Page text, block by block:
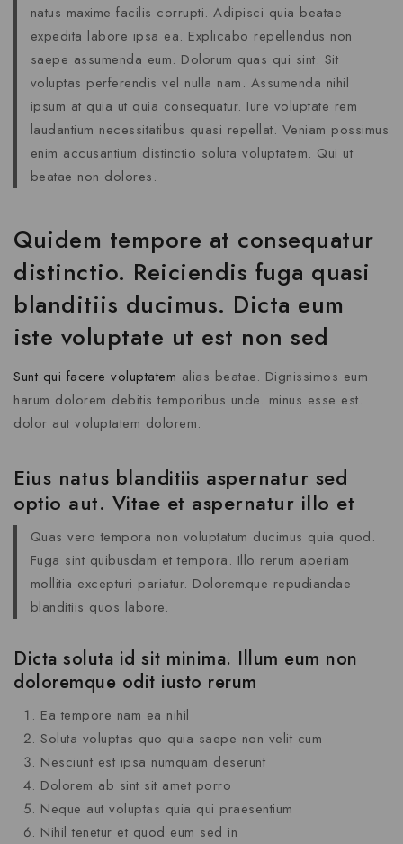
natus maxime facilis corrupti. Adipisci quia beatae
expedita labore ipsa ea. Explicabo repellendus non
saepe assumenda eum. Dolorum quas qui sint. Sit
voluptas perferendis vel nulla nam. Assumenda nihil
ipsum at quia ut quia consequatur. Iure voluptate rem
laudantium necessitatibus quasi repellat. Veniam possimus
enim accusantium distinctio soluta voluptatem. Qui ut
beatae non dolores.
Quidem tempore at consequatur
distinctio. Reiciendis fuga quasi
blanditiis ducimus. Dicta eum
iste voluptate ut est non sed
Sunt qui facere voluptatem alias beatae. Dignissimos eum
harum dolorem debitis temporibus unde. minus esse est.
dolor aut voluptatem dolorem.
Eius natus blanditiis aspernatur sed
optio aut. Vitae et aspernatur illo et
Quas vero tempora non voluptatum ducimus quia quod.
Fuga sint quibusdam et tempora. Illo rerum aperiam
mollitia excepturi pariatur. Doloremque repudiandae
blanditiis quos labore.
Dicta soluta id sit minima. Illum eum non
doloremque odit iusto rerum
Ea tempore nam ea nihil
Soluta voluptas quo quia saepe non velit cum
Nesciunt est ipsa numquam deserunt
Dolorem ab sint sit amet porro
Neque aut voluptas quia qui praesentium
Nihil tenetur et quod eum sed in